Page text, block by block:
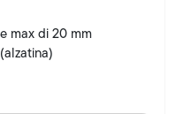
max di 20 mm